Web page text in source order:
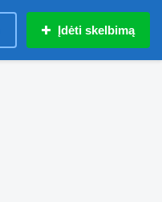
Įdėti skelbimą